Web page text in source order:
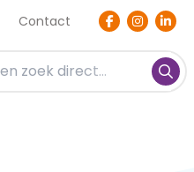
Contact